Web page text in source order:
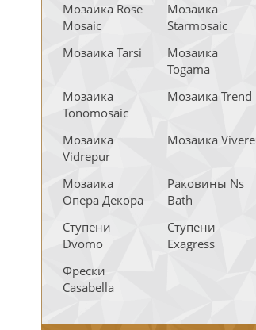
Мозаика Rose
Mosaic
Мозаика
Starmosaic
Мозаика Tarsi
Мозаика
Togama
Мозаика
Tonomosaic
Мозаика Trend
Мозаика
Vidrepur
Мозаика Vivere
Мозаика
Опера Декора
Раковины Ns
Bath
Ступени
Dvomo
Ступени
Exagress
Фрески
Casabella